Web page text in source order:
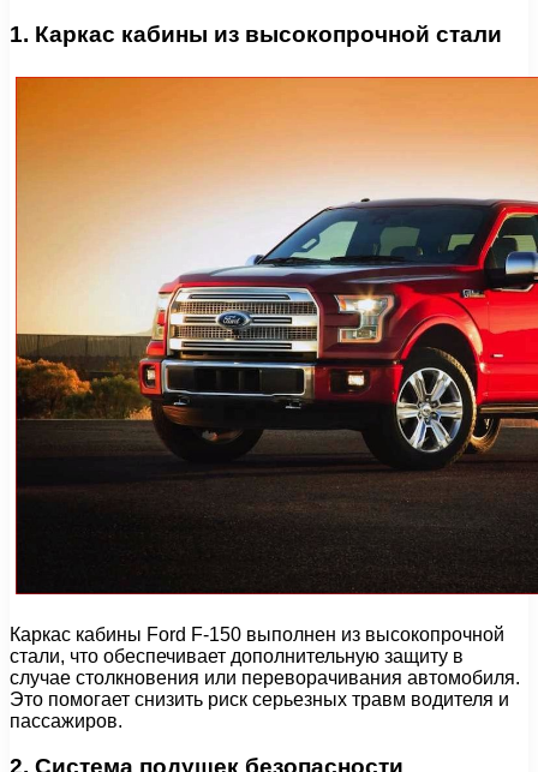
1. Каркас кабины из высокопрочной стали
Каркас кабины Ford F-150 выполнен из высокопрочной
стали, что обеспечивает дополнительную защиту в
случае столкновения или переворачивания автомобиля.
Это помогает снизить риск серьезных травм водителя и
пассажиров.